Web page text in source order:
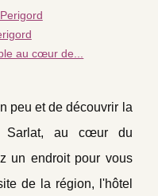
au cœur de...
peu et de découvrir la
Sarlat, au cœur du
un endroit pour vous
de la région, l'hôtel